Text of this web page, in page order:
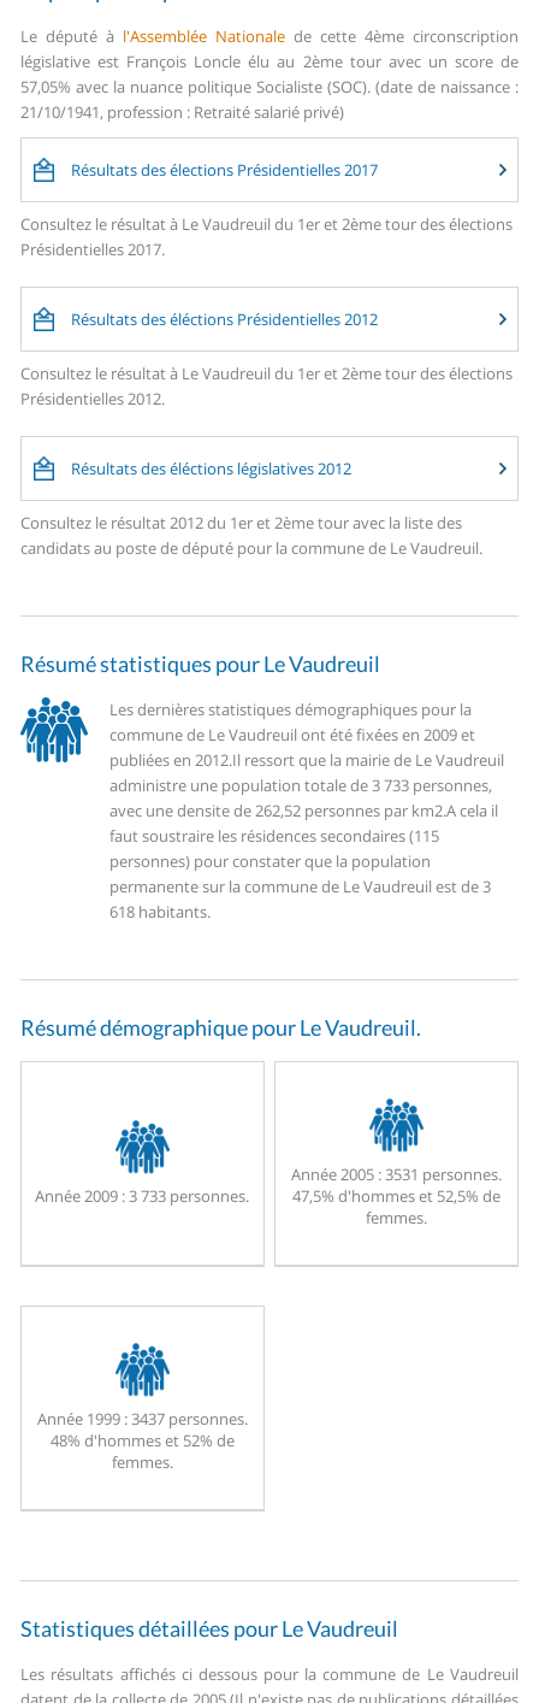
Le député à l'Assemblée Nationale de cette 4ème circonscription
législative est François Loncle élu au 2ème tour avec un score de
57,05% avec la nuance politique Socialiste (SOC). (date de naissance :
21/10/1941, profession : Retraité salarié privé)
Résultats des élections Présidentielles 2017
Consultez le résultat à Le Vaudreuil du 1er et 2ème tour des élections
Présidentielles 2017.
Résultats des éléctions Présidentielles 2012
Consultez le résultat à Le Vaudreuil du 1er et 2ème tour des élections
Présidentielles 2012.
Résultats des éléctions législatives 2012
Consultez le résultat 2012 du 1er et 2ème tour avec la liste des
candidats au poste de député pour la commune de Le Vaudreuil.
Résumé statistiques pour Le Vaudreuil
Les dernières statistiques démographiques pour la
commune de Le Vaudreuil ont été fixées en 2009 et
publiées en 2012.Il ressort que la mairie de Le Vaudreuil
administre une population totale de 3 733 personnes,
avec une densite de 262,52 personnes par km2.A cela il
faut soustraire les résidences secondaires (115
personnes) pour constater que la population
permanente sur la commune de Le Vaudreuil est de 3
618 habitants.
Résumé démographique pour Le Vaudreuil.
Année 2009 :3 733 personnes.
Année 2005 :3531 personnes.
47,5% d'hommes et 52,5% de
femmes.
Année 1999 :3437 personnes.
48% d'hommes et 52% de
femmes.
Statistiques détaillées pour Le Vaudreuil
Les résultats affichés ci dessous pour la commune de Le Vaudreuil